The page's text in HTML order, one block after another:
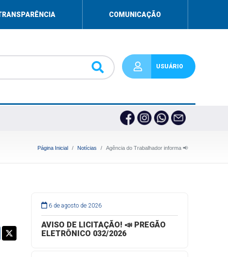
COMUNICAÇÃO
USUÁRIO
Página Inicial Notícias Agência do Trabalhador informa 📢
6 de agosto de 2026
AVISO DE LICITAÇÃO! 📣 PREGÃO
ELETRÔNICO 032/2026